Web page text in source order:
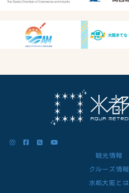
観光情報
クルーズ情報
水都大阪とは